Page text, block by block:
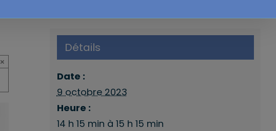
×
Détails
Date :
9 octobre 2023
Heure :
14 h 15 min à 15 h 15 min